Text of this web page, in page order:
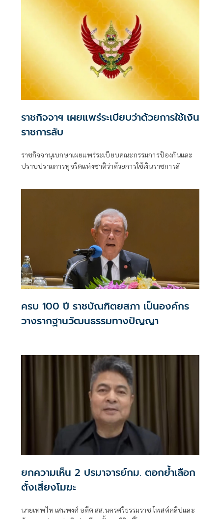
ราชกิจจาฯ เผยแพร่ระเบียบว่าด้วยการใช้เงิน
ราชการลับ
ราชกิจจานุเบกษาเผยแพร่ระเบียบคณะกรรมการป้องกันและ
ปราบปรามการทุจริตแห่งชาติว่าด้วยการใช้เงินราชการลั
ครบ 100 ปี ราชบัณฑิตยสภา เป็นองค์กร
วางรากฐานวัฒนธรรมทางปัญญา
ยกความเห็น 2 ปรมาจารย์กม. ตอกย้ำเลือก
ตั้งเสี่ยงโมฆะ
นายเทพไท เสนพงศ์ อดีต สส.นครศรีธรรมราช โพสต์คลิปและ